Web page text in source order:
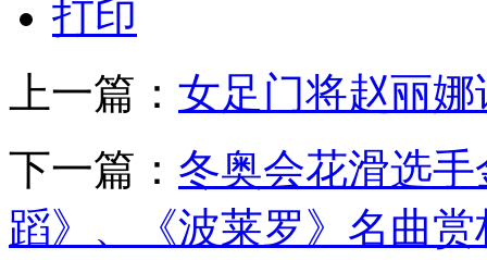
打印
上一篇： 女足门将赵丽
下一篇： 冬奥会花滑选
蹈》、《波莱罗》名曲赏